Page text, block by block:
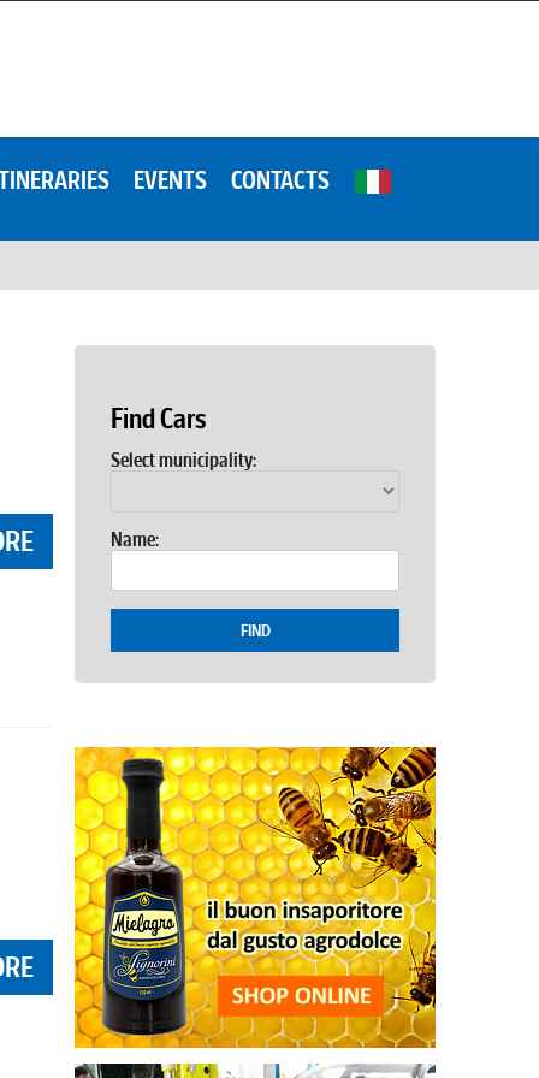
EVENTS CONTACTS
Find Cars
Select municipality:
Name:
FIND